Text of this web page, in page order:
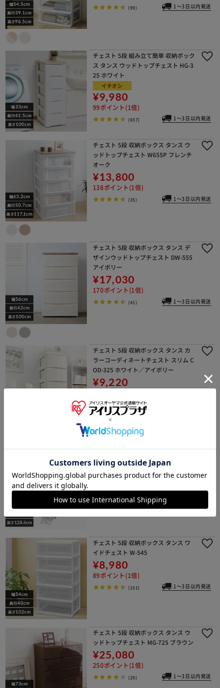
(99) 1～3日以内発送
チェスト 5段 組み立て簡単 収納ボック
ス タンス ウッドトップチェスト HG-3
25 ホワイト
イチオシ
¥9,980
99ポイント(1倍)
(657) 1～3日以内発送
チェスト 5段 収納ボックス タンス ウ
ッドトップチェスト W655P フレンチ
オーク
¥13,800
138ポイント(1倍)
(35) 1～3日以内発送
チェスト 5段 収納ボックス タンス デ
ザインウッドトップチェスト DW-555
アイボリー
¥17,030
170ポイント(1倍)
(41) 1～3日以内発送
チェスト 5段 収納ボックス タンス カ
ラーコーディネートチェスト スリム C
OD-325 ホワイト／アイボリー
¥9,220
(38)
ター付き 隙間収納 ホワイト／クリア
¥7,680
(289)
チェスト 5段 収納ボックス タンス ワ
イドチェスト W-545
¥8,980
89ポイント(1倍)
(151) 1～3日以内発送
チェスト 5段 収納ボックス タンス ウ
ッドトップチェスト MG-725 ブラウン
¥25,080
250ポイント(1倍)
(29) 1～3日以内発送